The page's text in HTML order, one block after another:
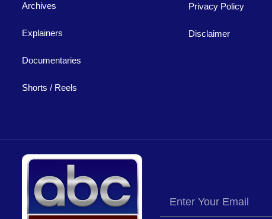
Archives
Explainers
Documentaries
Shorts / Reels
Privacy Policy
Disclaimer